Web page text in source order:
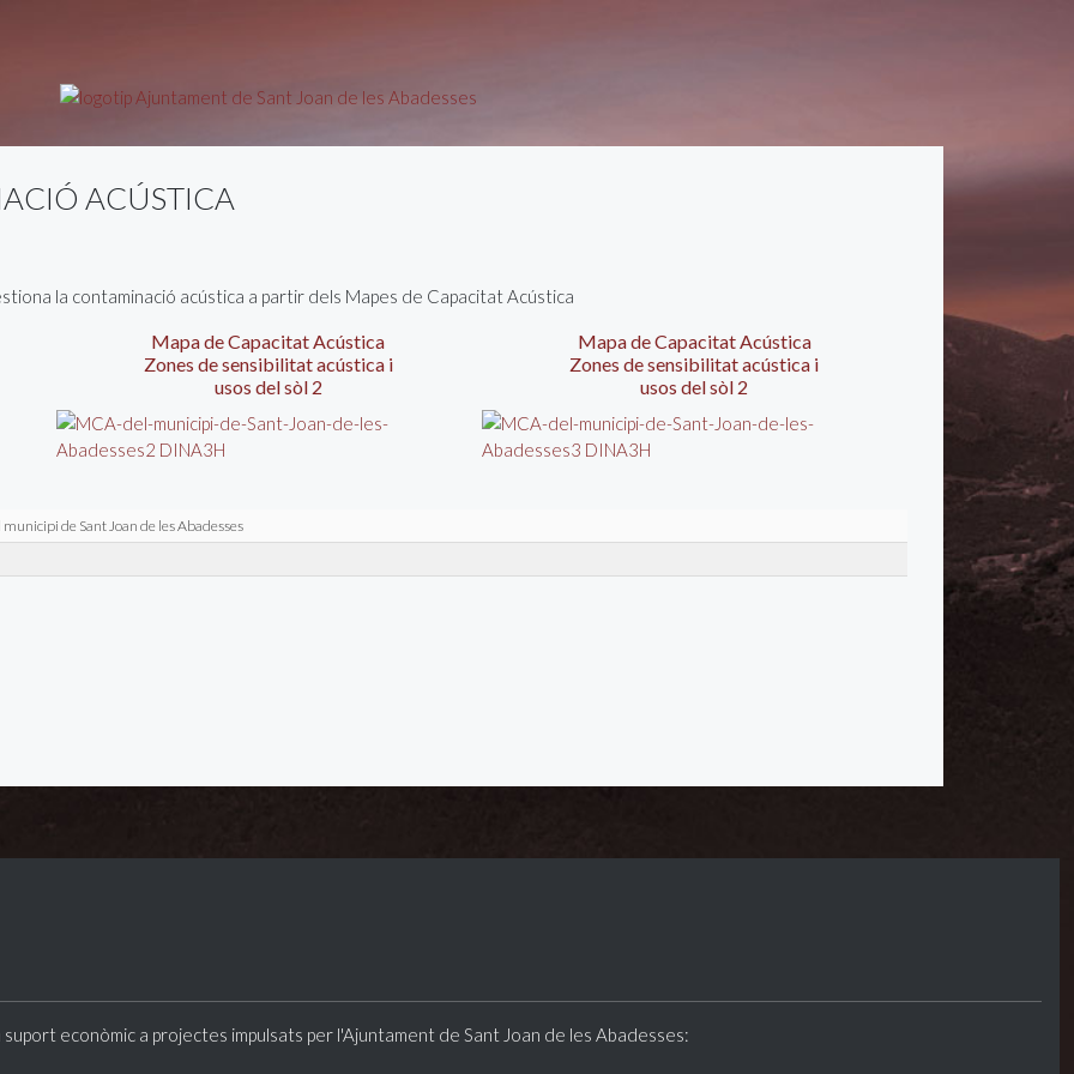
ACÚSTICA
la contaminació acústica a partir dels Mapes de Capacitat Acústica
Mapa de Capacitat Acústica
Zones de sensibilitat acústica i
usos del sòl 2
Mapa de Capacitat Acústica
Zones de sensibilitat acústica i
usos del sòl 2
de Sant Joan de les Abadesses
econòmic a projectes impulsats per l'Ajuntament de Sant Joan de les Abadesses: